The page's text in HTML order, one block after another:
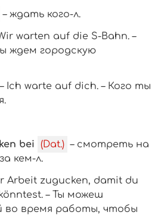
– ждать кого-л.
warten auf die S-Bahn. –
ждем городскую
Ich warte auf dich. – Кого ты
bei (Dat.) – смотреть на
кем-л.
Arbeit zugucken, damit du
– Ты можеш
во время работы, чтобы